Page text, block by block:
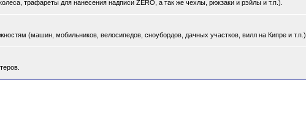
трафареты для нанесения надписи ZERO, а так же чехлы, рюкзаки и рэйлы и т.п.).
(машин, мобильников, велосипедов, сноубордов, дачных участков, вилл на Кипре и т.п.).